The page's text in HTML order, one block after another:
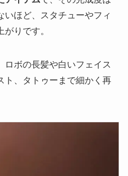
いほど、スタチューやフィ
りです。
ロボの長髪や白いフェイス
ト、タトゥーまで細かく再